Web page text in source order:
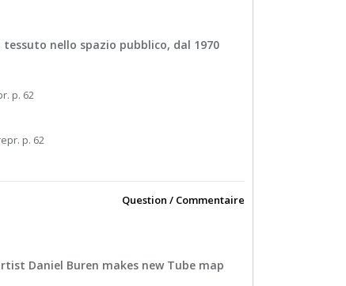
nello spazio pubblico, dal 1970
p. 62
p. 62
Question / Commentaire
Daniel Buren makes new Tube map